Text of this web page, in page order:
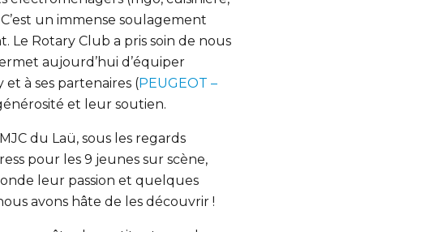
un immense soulagement
Le Rotary Club a pris soin de nous
aujourd’hui d’équiper
à ses partenaires (PEUGEOT –
et leur soutien.
du Laü, sous les regards
pour les 9 jeunes sur scène,
leur passion et quelques
avons hâte de les découvrir !